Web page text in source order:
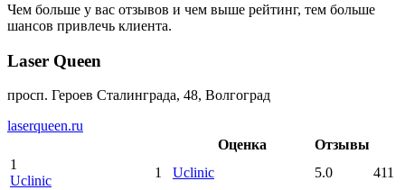
Чем больше у вас отзывов и чем выше рейтинг, тем больше
шансов привлечь клиента.
Laser Queen
просп. Героев Сталинграда, 48, Волгоград
laserqueen.ru
Оценка
Отзывы
1
Uclinic
1 Uclinic 5.0
411